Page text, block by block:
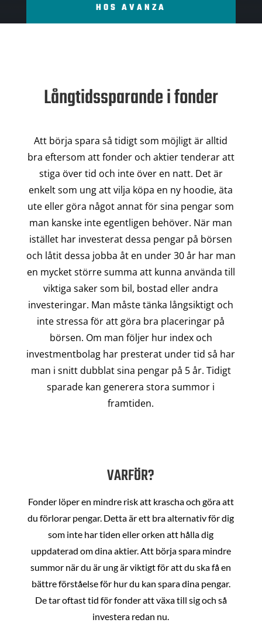
HOS AVANZA
Långtidssparande i fonder
Att börja spara så tidigt som möjligt är alltid
bra eftersom att fonder och aktier tenderar att
stiga över tid och inte över en natt. Det är
enkelt som ung att vilja köpa en ny hoodie, äta
ute eller göra något annat för sina pengar som
man kanske inte egentligen behöver. När man
istället har investerat dessa pengar på börsen
och låtit dessa jobba åt en under 30 år har man
en mycket större summa att kunna använda till
viktiga saker som bil, bostad eller andra
investeringar. Man måste tänka långsiktigt och
inte stressa för att göra bra placeringar på
börsen. Om man följer hur index och
investmentbolag har presterat under tid så har
man i snitt dubblat sina pengar på 5 år. Tidigt
sparade kan generera stora summor i
framtiden.
VARFÖR?
Fonder löper en mindre risk att krascha och göra att
du förlorar pengar. Detta är ett bra alternativ för dig
som inte har tiden eller orken att hålla dig
uppdaterad om dina aktier. Att börja spara mindre
summor när du är ung är viktigt för att du ska få en
bättre förståelse för hur du kan spara dina pengar.
De tar oftast tid för fonder att växa till sig och så
investera redan nu.